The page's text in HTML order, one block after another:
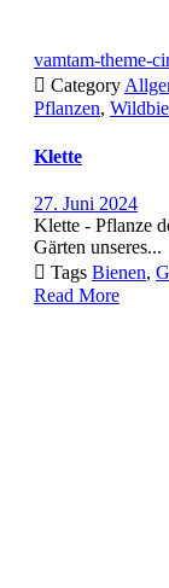
vamtam-theme-
 Category
Pflanzen,
Klette
27. Juni 2024
Klette - Pflanze
Gärten unseres...
 Tags Bienen,
Read More